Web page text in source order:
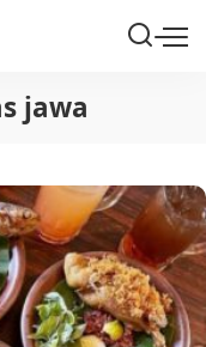
jawa